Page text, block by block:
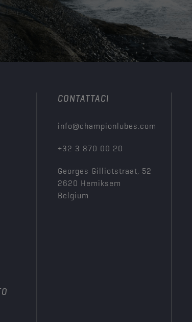
CONTATTACI
info@championlubes.com
+32 3 870 00 20
Georges Gilliotstraat, 52
2620 Hemiksem
Belgium